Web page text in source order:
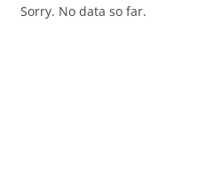
Sorry. No data so far.